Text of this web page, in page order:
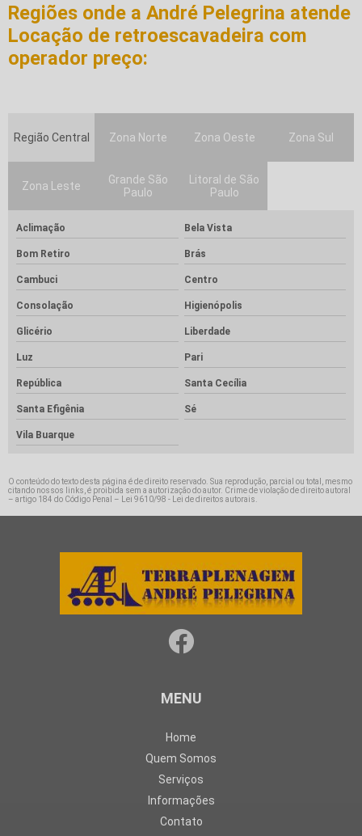
Regiões onde a André Pelegrina atende
Locação de retroescavadeira com
operador preço:
Região Central Zona Norte Zona Oeste Zona Sul
Zona Leste
Grande São
Paulo
Litoral de São
Paulo
Aclimação Bela Vista
Bom Retiro Brás
Cambuci Centro
Consolação Higienópolis
Glicério Liberdade
Luz Pari
República Santa Cecília
Santa Efigênia Sé
Vila Buarque
O conteúdo do texto desta página é de direito reservado. Sua reprodução, parcial ou total, mesmo
citando nossos links, é proibida sem a autorização do autor. Crime de violação de direito autoral
– artigo 184 do Código Penal –
Lei 9610/98 - Lei de direitos autorais
MENU
Home
Quem Somos
Serviços
Informações
Contato